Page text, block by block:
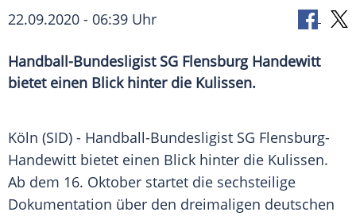
22.09.2020 - 06:39 Uhr
Handball-Bundesligist SG Flensburg Handewitt
bietet einen Blick hinter die Kulissen.
Köln (SID) - Handball-Bundesligist SG Flensburg-
Handewitt bietet einen Blick hinter die Kulissen.
Ab dem 16. Oktober startet die sechsteilige
Dokumentation über den dreimaligen deutschen